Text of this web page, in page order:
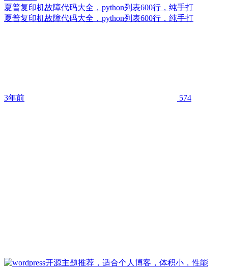
夏普复印机故障代码大全，python列表600行，纯手打
夏普复印机故障代码大全，python列表600行，纯手打
3年前 574